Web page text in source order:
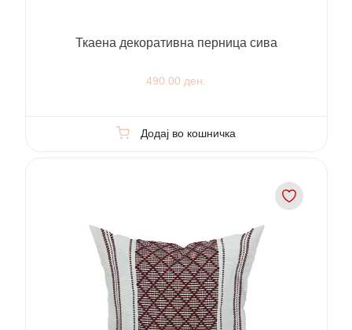
Ткаена декоративна перница сива
490.00 ден.
Додај во кошничка